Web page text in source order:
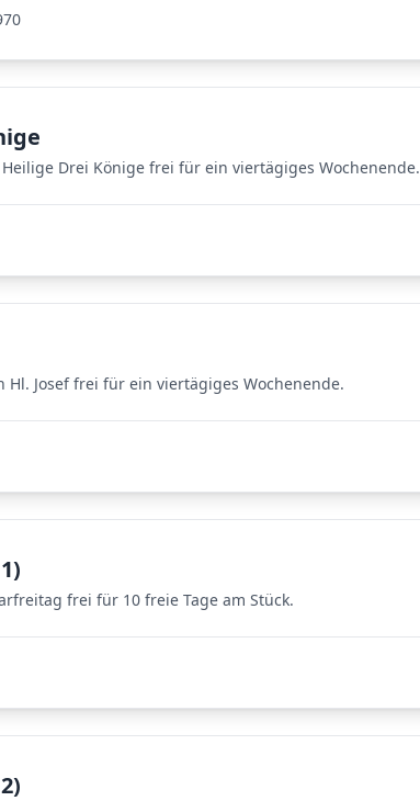
Drei Könige frei für ein viertägiges Wochenende.
Hl. Josef frei für ein viertägiges Wochenende.
frei für 10 freie Tage am Stück.